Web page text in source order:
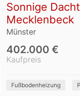
Sonnige
Mecklenbeck
Münster
Kaufpreis
402.000 €
Fußbodenheizung